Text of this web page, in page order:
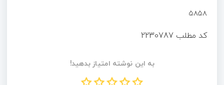
۵۸۵۸
کد مطلب 2230787
به این نوشته امتیاز بدهید!